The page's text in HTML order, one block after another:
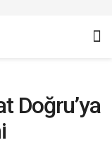
Doğru’ya